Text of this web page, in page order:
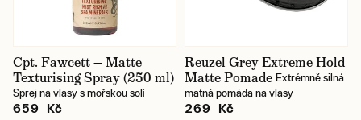
Cpt. Fawcett — Matte
Texturising Spray (250 ml)
Sprej na vlasy s mořskou solí
659 Kč
Reuzel Grey Extreme Hold
Matte Pomade Extrémně silná
matná pomáda na vlasy
269 Kč